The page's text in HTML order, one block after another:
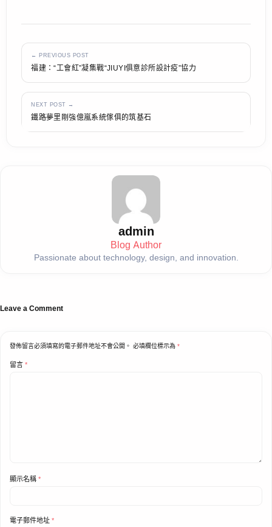
← PREVIOUS POST
福建：“工會紅”凝集戰“JIUYI俱意診所設計疫”協力
NEXT POST →
鐵路夢里剛強億嵐系統傢俱的筑基石
admin
Blog Author
Passionate about technology, design, and innovation.
Leave a Comment
發佈留言必須填寫的電子郵件地址不會公開。 必填欄位標示為 *
留言 *
顯示名稱 *
電子郵件地址 *